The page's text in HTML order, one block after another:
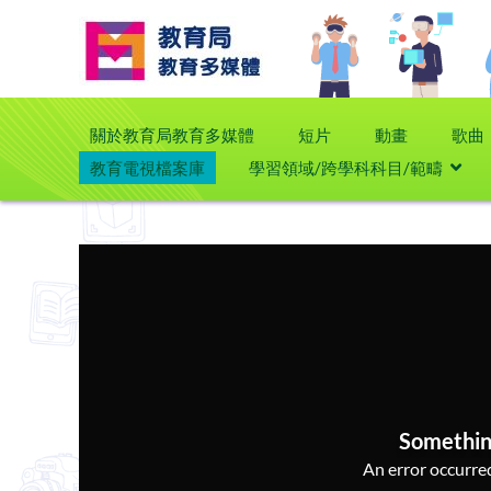
關於教育局教育多媒體 短片 動畫
歌曲
教育電視檔案庫
學習領域/跨學科科目/範疇
An error